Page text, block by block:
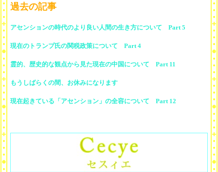
過去の記事
アセンションの時代のより良い人間の生き方について Part 5
現在のトランプ氏の関税政策について Part 4
霊的、歴史的な観点から見た現在の中国について Part 11
もうしばらくの間、お休みになります
現在起きている「アセンション」の全容について Part 12